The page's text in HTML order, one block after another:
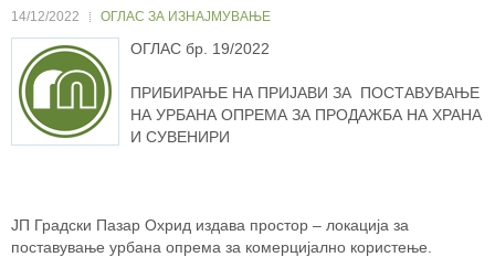
14/12/2022 ОГЛАС ЗА ИЗНАЈМУВАЊЕ
ОГЛАС бр. 19/2022
ПРИБИРАЊЕ НА ПРИЈАВИ ЗА ПОСТАВУВАЊЕ
НА УРБАНА ОПРЕМА ЗА ПРОДАЖБА НА ХРАНА
И СУВЕНИРИ
ЈП Градски Пазар Охрид издава простор – локација за
поставување урбана опрема за комерцијално користење.